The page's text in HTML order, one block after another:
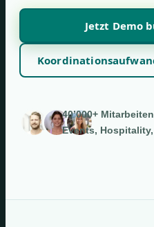
Jetzt Demo
40’000+
Events,